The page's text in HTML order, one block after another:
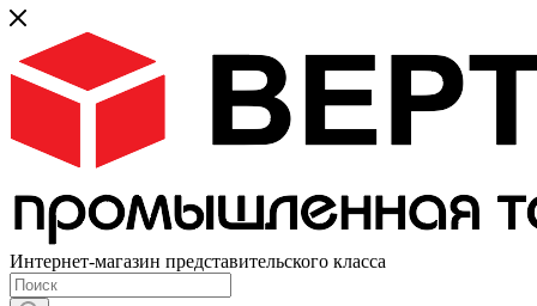
Интернет-магазин представительского класса